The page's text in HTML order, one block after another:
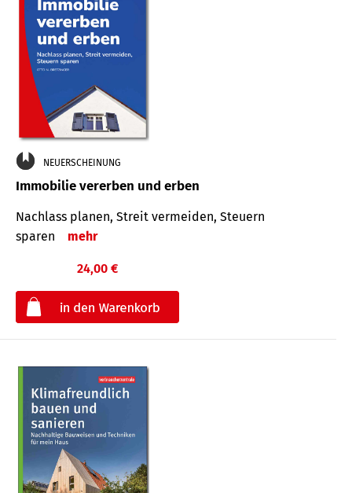
NEUERSCHEINUNG
Immobilie vererben und erben
Nachlass planen, Streit vermeiden, Steuern
sparen
mehr
24,00 €